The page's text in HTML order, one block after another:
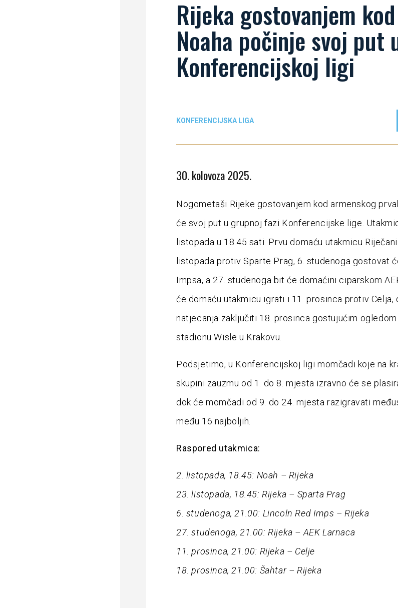
Rijeka gostovanjem kod
Noaha počinje svoj put
Konferencijskoj ligi
KONFERENCIJSKA LIGA
30. kolovoza 2025.
Nogometaši Rijeke gostovanjem kod armenskog
će svoj put u grupnoj fazi Konferencijske lige.
listopada u 18.45 sati. Prvu domaću utakmicu
listopada protiv Sparte Prag, 6. studenoga gostovat
Impsa, a 27. studenoga bit će domaćini ciparskom
će domaću utakmicu igrati i 11. prosinca protiv Celja,
natjecanja zaključiti 18. prosinca gostujućim
stadionu Wisle u Krakovu.
Podsjetimo, u Konferencijskoj ligi momčadi koje na
skupini zauzmu od 1. do 8. mjesta izravno će se
dok će momčadi od 9. do 24. mjesta razigravati
među 16 najboljih.
Raspored utakmica:
2. listopada, 18.45: Noah – Rijeka
23. listopada, 18.45: Rijeka – Sparta Prag
6. studenoga, 21.00: Lincoln Red Imps – Rijeka
27. studenoga, 21.00: Rijeka – AEK Larnaca
11. prosinca, 21.00: Rijeka – Celje
18. prosinca, 21.00: Šahtar – Rijeka